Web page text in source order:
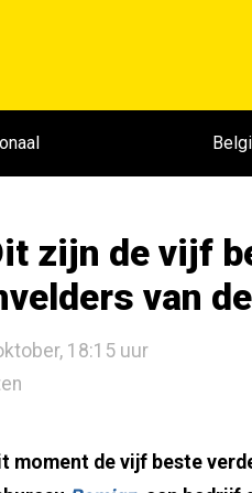
zijn de vijf
van
18:15 uur
moment de vijf beste